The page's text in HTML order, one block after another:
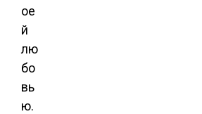
ое
й
лю
бо
вь
ю.